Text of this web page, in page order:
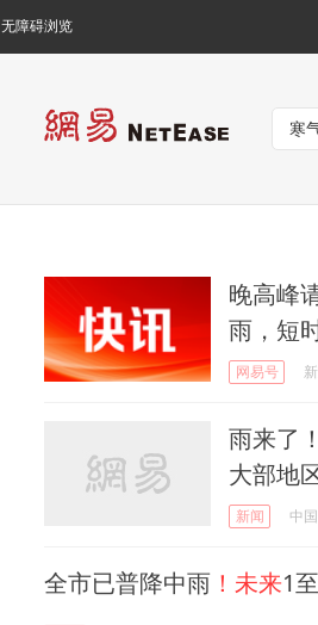
无障碍浏览
晚高峰
雨，短
网易号
雨来了
大部地
新闻 中
全市已普降中雨 ！未来1